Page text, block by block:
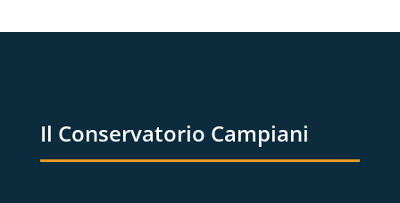
Il Conservatorio Campiani